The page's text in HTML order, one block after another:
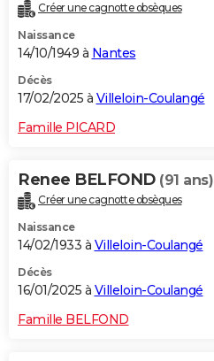
Créer une cagnotte obsèques
Naissance
14/10/1949 à Nantes
Décès
17/02/2025 à Villeloin-Coulangé
Famille PICARD
Renee BELFOND (91 ans)
Créer une cagnotte obsèques
Naissance
14/02/1933 à Villeloin-Coulangé
Décès
16/01/2025 à Villeloin-Coulangé
Famille BELFOND